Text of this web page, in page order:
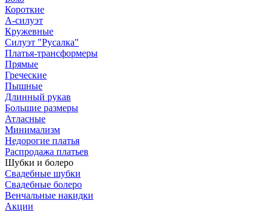
Короткие
А-силуэт
Кружевные
Силуэт "Русалка"
Платья-трансформеры
Прямые
Греческие
Пышные
Длинный рукав
Большие размеры
Атласные
Минимализм
Недорогие платья
Распродажа платьев
Шубки и болеро
Свадебные шубки
Свадебные болеро
Венчальные накидки
Акции